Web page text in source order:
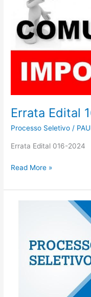
Errata Edital
Processo Seletivo /
Errata Edital 016-2024
16/2024
Read More »
Abertura
Processo